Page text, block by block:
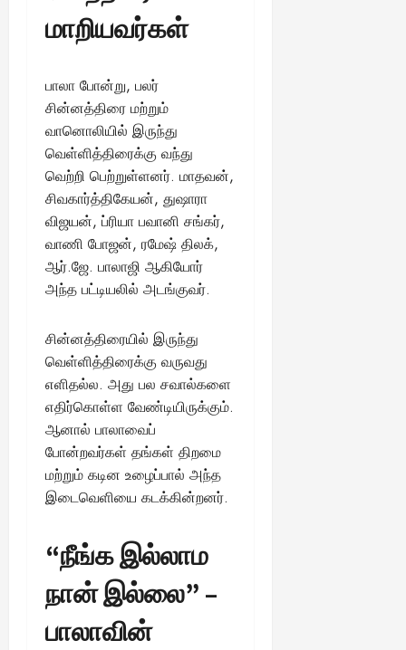
மாறியவர்கள்
பாலா போன்று, பலர்
சின்னத்திரை மற்றும்
வானொலியில் இருந்து
வெள்ளித்திரைக்கு வந்து
வெற்றி பெற்றுள்ளனர். மாதவன்,
சிவகார்த்திகேயன், துஷாரா
விஜயன், ப்ரியா பவானி சங்கர்,
வாணி போஜன், ரமேஷ் திலக்,
ஆர்.ஜே. பாலாஜி ஆகியோர்
அந்த பட்டியலில் அடங்குவர்.
சின்னத்திரையில் இருந்து
வெள்ளித்திரைக்கு வருவது
எளிதல்ல. அது பல சவால்களை
எதிர்கொள்ள வேண்டியிருக்கும்.
ஆனால் பாலாவைப்
போன்றவர்கள் தங்கள் திறமை
மற்றும் கடின உழைப்பால் அந்த
இடைவெளியை கடக்கின்றனர்.
“நீங்க இல்லாம
நான் இல்லை” –
பாலாவின்